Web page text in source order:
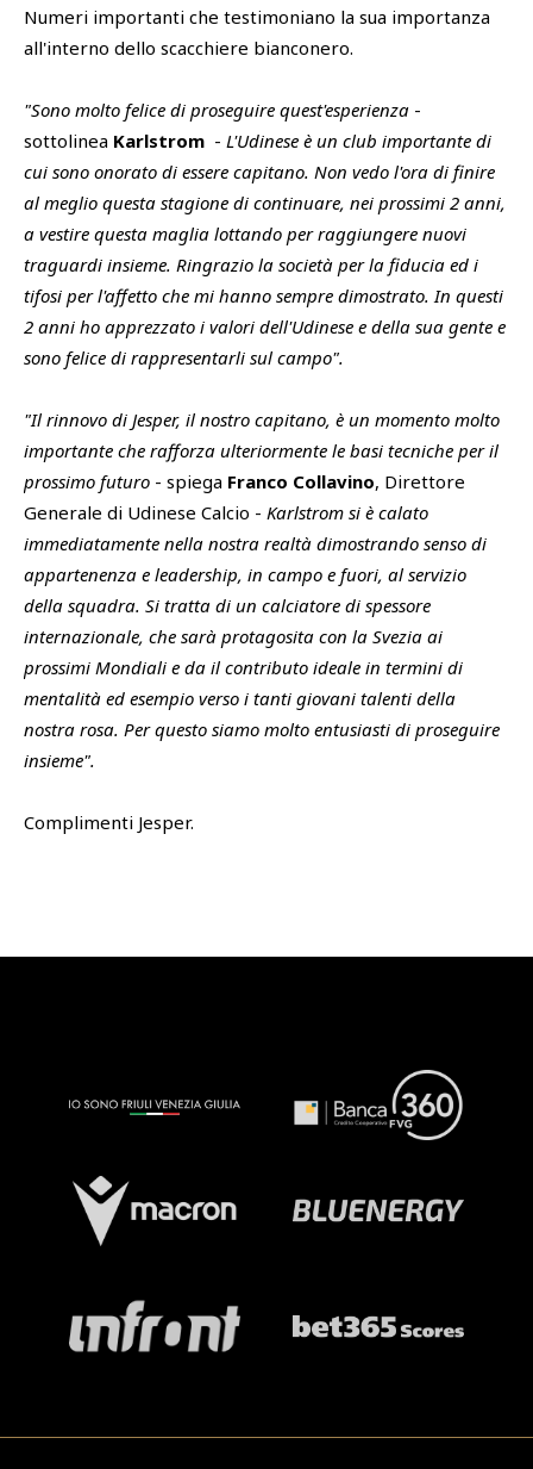
Numeri importanti che testimoniano la sua importanza
all'interno dello scacchiere bianconero.
"Sono molto felice di proseguire quest'esperienza -
sottolinea Karlstrom - L'Udinese è un club importante di
cui sono onorato di essere capitano. Non vedo l'ora di finire
al meglio questa stagione di continuare, nei prossimi 2 anni,
a vestire questa maglia lottando per raggiungere nuovi
traguardi insieme. Ringrazio la società per la fiducia ed i
tifosi per l'affetto che mi hanno sempre dimostrato. In questi
2 anni ho apprezzato i valori dell'Udinese e della sua gente e
sono felice di rappresentarli sul campo".
"Il rinnovo di Jesper, il nostro capitano, è un momento molto
importante che rafforza ulteriormente le basi tecniche per il
prossimo futuro - spiega Franco Collavino, Direttore
Generale di Udinese Calcio - Karlstrom si è calato
immediatamente nella nostra realtà dimostrando senso di
appartenenza e leadership, in campo e fuori, al servizio
della squadra. Si tratta di un calciatore di spessore
internazionale, che sarà protagosita con la Svezia ai
prossimi Mondiali e da il contributo ideale in termini di
mentalità ed esempio verso i tanti giovani talenti della
nostra rosa. Per questo siamo molto entusiasti di proseguire
insieme".
Complimenti Jesper.